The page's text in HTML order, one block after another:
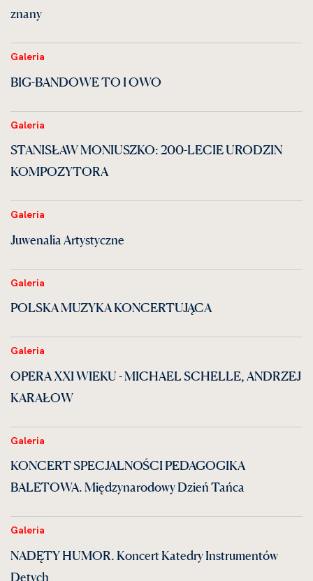
znany
Galeria
BIG-BANDOWE TO I OWO
Galeria
STANISŁAW MONIUSZKO: 200-LECIE URODZIN
KOMPOZYTORA
Galeria
Juwenalia Artystyczne
Galeria
POLSKA MUZYKA KONCERTUJĄCA
Galeria
OPERA XXI WIEKU - MICHAEL SCHELLE, ANDRZEJ
KARAŁOW
Galeria
KONCERT SPECJALNOŚCI PEDAGOGIKA
BALETOWA. Międzynarodowy Dzień Tańca
Galeria
NADĘTY HUMOR. Koncert Katedry Instrumentów
Dętych